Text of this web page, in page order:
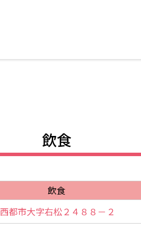
飲食
飲食
西都市大字右松２４８８－２